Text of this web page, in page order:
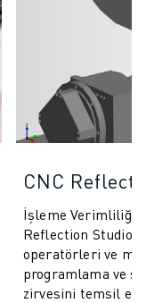
CNC
İşleme
Reflection Studio,
operatörleri ve
programlama ve
zirvesini temsil